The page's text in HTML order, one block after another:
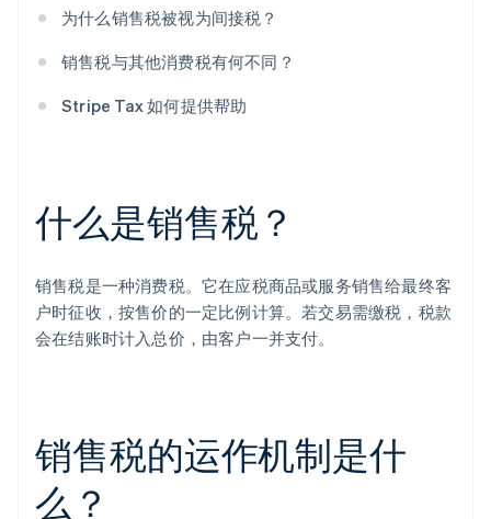
为什么销售税被视为间接税？
销售税与其他消费税有何不同？
Stripe Tax 如何提供帮助
什么是销售税？
销售税是一种消费税。它在应税商品或服务销售给最终客
户时征收，按售价的一定比例计算。若交易需缴税，税款
会在结账时计入总价，由客户一并支付。
销售税的运作机制是什
么？